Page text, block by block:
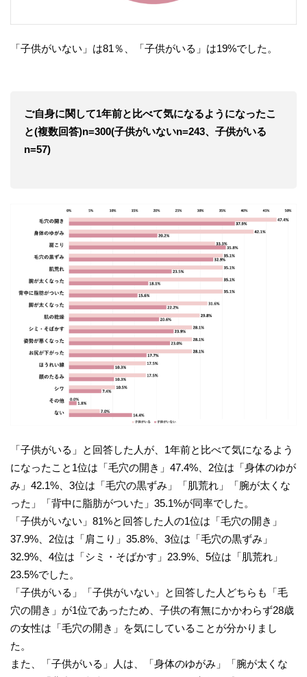
「子供がいない」は81％、「子供がいる」は19%でした。
ご自身に関して1年前と比べて気になるようになったこ
と(複数回答)n=300(子供がいないn=243、子供がいる
n=57)
「子供がいる」と回答した人が、1年前と比べて気になるよう
になったこと1位は「毛穴の開き」47.4%、2位は「身体のゆが
み」42.1%、3位は「毛穴の黒ずみ」「肌荒れ」「腕が太くな
った」「背中に脂肪がついた」35.1%が同率でした。
「子供がいない」81%と回答した人の1位は「毛穴の開き」
37.9%、2位は「肩こり」35.8%、3位は「毛穴の黒ずみ」
32.9%、4位は「シミ・そばかす」23.9%、5位は「肌荒れ」
23.5%でした。
「子供がいる」「子供がいない」と回答した人どちらも「毛
穴の開き」が1位であったため、子供の有無にかかわらず28歳
の女性は「毛穴の開き」を気にしていることが分かりまし
た。
また、「子供がいる」人は、「身体のゆがみ」「腕が太くな